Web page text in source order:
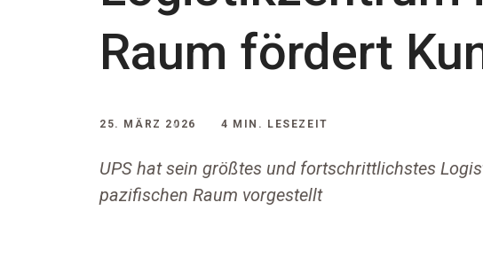
Raum fördert
25. MÄRZ 2026 4 MIN. LESEZEIT
UPS hat sein größtes und fortschrittlichstes
pazifischen Raum vorgestellt